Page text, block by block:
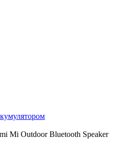
Mi Outdoor Bluetooth Speaker